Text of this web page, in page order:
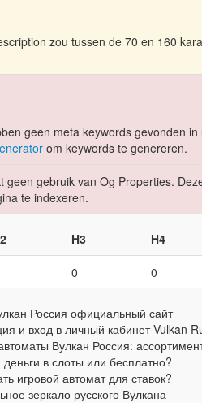
zou tussen de 70 en 160
geen meta keywords gevonden
om keywords te genereren.
geen gebruik van Og Properties.
te indexeren.
H3 H4
0 0
Россия официальный сайт
и вход в личный кабинет Vulkan
Вулкан Россия:
деньги в слоты или бесплатно?
игровой автомат для ставок?
зеркало русского Вулкана